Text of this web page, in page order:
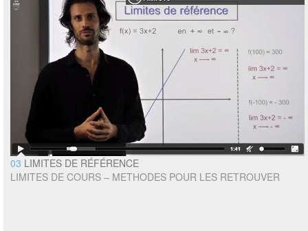
03 LIMITES DE RÉFÉRENCE
LIMITES DE COURS – METHODES POUR LES RETROUVER